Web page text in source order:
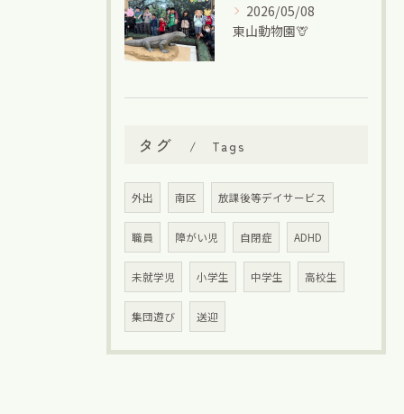
2026/05/08
東山動物園🦒
タグ Tags
外出 南区 放課後等デイサービス
職員 障がい児 自閉症 ADHD
未就学児 小学生 中学生 高校生
集団遊び 送迎